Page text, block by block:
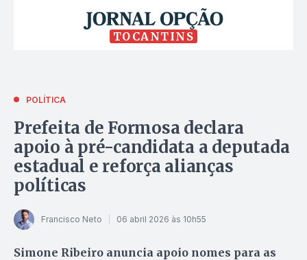
TOCANTINS
POLÍTICA
Prefeita de Formosa declara
apoio à pré-candidata a deputada
estadual e reforça alianças
políticas
Francisco Neto 06 abril 2026 às 10h55
Simone Ribeiro anuncia apoio nomes para as